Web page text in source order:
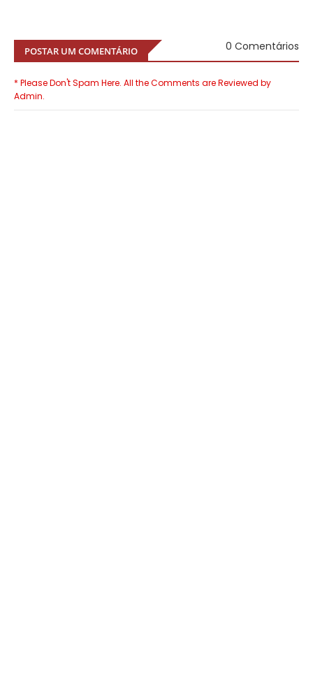
POSTAR UM COMENTÁRIO 0 Comentários
* Please Don't Spam Here. All the Comments are Reviewed by
Admin.